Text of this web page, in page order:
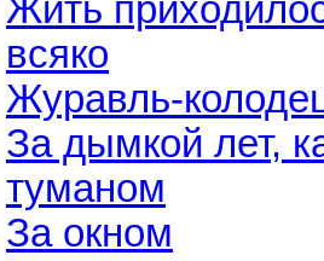
Жить
всяко
Журавль-
За дымкой лет,
туманом
За окном